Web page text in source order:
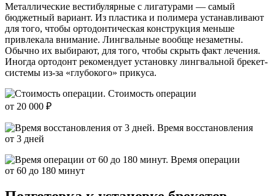
Металлические вестибулярные с лигатурами — самый
бюджетный вариант. Из пластика и полимера устанавливают
для того, чтобы ортодонтическая конструкция меньше
привлекала внимание. Лингвальные вообще незаметны.
Обычно их выбирают, для того, чтобы скрыть факт лечения.
Иногда ортодонт рекомендует установку лингвальной брекет-
системы из-за «глубокого» прикуса.
Стоимость операции
от 20 000 ₽
Время восстановления
от 3 дней
Время операции
от 60 до 180 минут